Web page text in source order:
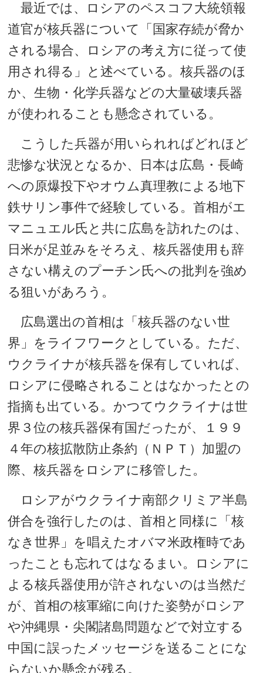
最近では、ロシアのペスコフ大統領報
道官が核兵器について「国家存続が脅か
される場合、ロシアの考え方に従って使
用され得る」と述べている。核兵器のほ
か、生物・化学兵器などの大量破壊兵器
が使われることも懸念されている。
こうした兵器が用いられればどれほど
悲惨な状況となるか、日本は広島・長崎
への原爆投下やオウム真理教による地下
鉄サリン事件で経験している。首相がエ
マニュエル氏と共に広島を訪れたのは、
日米が足並みをそろえ、核兵器使用も辞
さない構えのプーチン氏への批判を強め
る狙いがあろう。
広島選出の首相は「核兵器のない世
界」をライフワークとしている。ただ、
ウクライナが核兵器を保有していれば、
ロシアに侵略されることはなかったとの
指摘も出ている。かつてウクライナは世
界３位の核兵器保有国だったが、１９９
４年の核拡散防止条約（ＮＰＴ）加盟の
際、核兵器をロシアに移管した。
ロシアがウクライナ南部クリミア半島
併合を強行したのは、首相と同様に「核
なき世界」を唱えたオバマ米政権時であ
ったことも忘れてはなるまい。ロシアに
よる核兵器使用が許されないのは当然だ
が、首相の核軍縮に向けた姿勢がロシア
や沖縄県・尖閣諸島問題などで対立する
中国に誤ったメッセージを送ることにな
らないか懸念が残る。